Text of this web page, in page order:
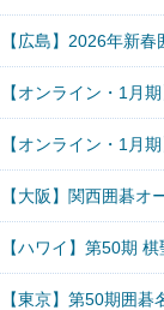
【広島】2026年新
【オンライン・1月
【オンライン・1月
【大阪】関西囲碁オ
【ハワイ】第50期
【東京】第50期囲